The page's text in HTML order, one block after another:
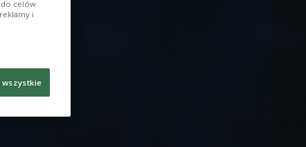
do celów
i